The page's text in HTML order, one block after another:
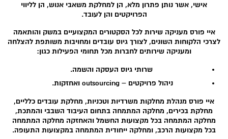
אישי, אשר נותן פתרון מלא, הן למחלקת משאבי אנוש, הן לליווי
הפרויקטים והן לעובד.
איי פורס מעניקה שירות לכל הסקטורים המקצועיים במשק והותאמה
לצרכי הלקוחות השונים, לצורך גיוס עובדים ומחויבות משותפת להצלחה
ומעניקה שירותים לחברות מכל תחומי הפעילות כגון:
שרותי גיוס העסקה והשמה.
ניהול פרויקטים – outsourcing ואחזקות.
איי פורס מנהלת מחלקות משרדיות וטכניות, מחלקת עובדים כלליים,
מחלקת בכירים, מחלקה המתמחה בתחום העיבוד השבבי והמתכת,
מחלקה המתמחה בכל מקצועות החשמל והאחזקה מחלקה המתמחה
בכל מקצועות הרכב, ומחלקה ייחודית המתמחה במקצועות התעופה.